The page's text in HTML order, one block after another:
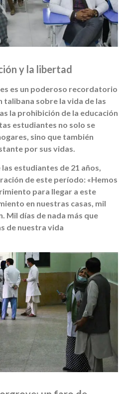
y la libertad
es un poderoso recordatorio
sobre la vida de las
la prohibición de la educación
estudiantes no solo se
sino que también
por sus vidas.
estudiantes de 21 años,
de este período: «Hemos
para llegar a este
en nuestras casas, mil
Mil días de nada más que
de nuestra vida